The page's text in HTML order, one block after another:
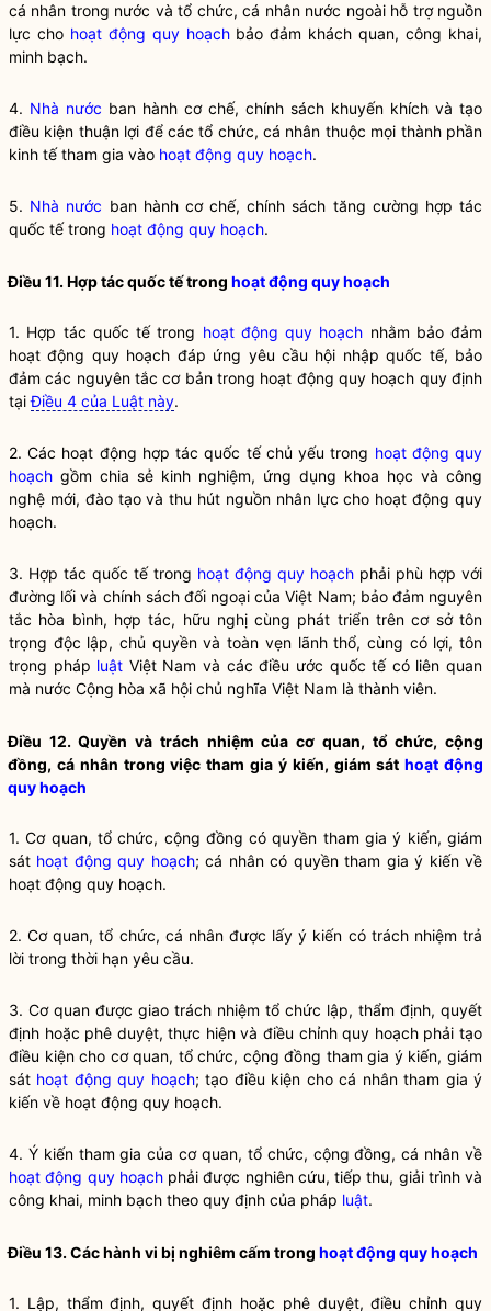
cá nhân trong nước và tổ chức, cá nhân nước ngoài hỗ trợ nguồn
lực cho hoạt động quy hoạchbảo đảm khách quan, công khai,
minh bạch.
4. Nhà nước ban hành cơ chế, chính sách khuyến khích và tạo
điều kiện thuận lợi để các tổ chức, cá nhân thuộc mọi thành phần
kinh tế tham gia vào hoạt động quy hoạch.
5. Nhà nước ban hành cơ chế, chính sách tăng cường hợp tác
quốc tế trong hoạt động quy hoạch.
Điều 11. Hợp tác quốc tế trong hoạt động quy hoạch
1. Hợp tác quốc tế trong hoạt động quy hoạch nhằm bảo đảm
hoạt động quy hoạch đáp ứng yêu cầu hội nhập quốc tế, bảo
đảm các nguyên tắc cơ bản trong hoạt động quy hoạch quy định
tạiĐiều 4 của Luật này.
2. Các hoạt động hợp tác quốc tế chủ yếu trong hoạt động quy
hoạch gồm chia sẻ kinh nghiệm, ứng dụng khoa học và công
nghệ mới, đào tạo và thu hút nguồn nhân lực cho hoạt động quy
hoạch.
3. Hợp tác quốc tế trong hoạt động quy hoạch phải phù hợp với
đường lối và chính sách đối ngoại của Việt Nam; bảo đảm nguyên
tắc hòa bình, hợp tác, hữu nghị cùng phát triển trên cơ sở tôn
trọng độc lập, chủ quyền và toàn vẹn lãnh thổ, cùng có lợi, tôn
trọng pháp luật Việt Nam và các điều ước quốc tế có liên quan
mà nước Cộng hòa xã hội chủ nghĩa Việt Nam là thành viên.
Điều 12. Quyền và trách nhiệm của cơ quan, tổ chức, cộng
đồng, cá nhân trong việc tham gia ý kiến, giám sáthoạt động
quy hoạch
1. Cơ quan, tổ chức, cộng đồng có quyền tham gia ý kiến, giám
sát hoạt động quy hoạch; cá nhân có quyền tham gia ý kiến về
hoạt động quy hoạch.
2. Cơ quan, tổ chức, cá nhân được lấy ý kiến có trách nhiệm trả
lời trong thời hạn yêu cầu.
3. Cơ quan được giao trách nhiệm tổ chức lập, thẩm định, quyết
định hoặc phê duyệt, thực hiện và điều chỉnh quy hoạch phải tạo
điều kiện cho cơ quan, tổ chức, cộng đồng tham gia ý kiến, giám
sát hoạt động quy hoạch; tạo điều kiện cho cá nhân tham gia ý
kiến về hoạt động quy hoạch.
4. Ý kiến tham gia của cơ quan, tổ chức, cộng đồng, cá nhân về
hoạt động quy hoạchphải được nghiên cứu, tiếp thu, giải trình và
công khai, minh bạch theo quy định của pháp luật.
Điều 13. Các hành vi bị nghiêm cấm trong hoạt động quy hoạch
1. Lập, thẩm định, quyết định hoặc phê duyệt, điều chỉnh quy